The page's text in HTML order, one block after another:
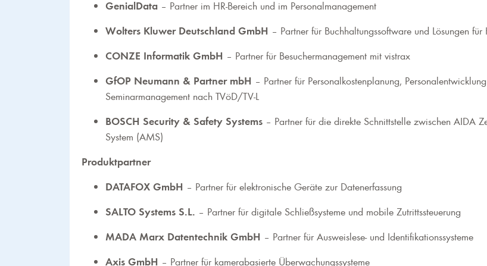
GenialData – Partner im HR-Bereich und im Personalmanagement
Wolters Kluwer Deutschland GmbH – Partner für Buchhaltungssoftware und Lösungen für
CONZE Informatik GmbH – Partner für Besuchermanagement mit vistrax
GfOP Neumann & Partner mbH – Partner für Personalkostenplanung,
Seminarmanagement nach TVöD/TV-L
BOSCH Security & Safety Systems – Partner für die direkte Schnittstelle zwischen AIDA
System (AMS)
Produktpartner
DATAFOX GmbH – Partner für elektronische Geräte zur Datenerfassung
SALTO Systems S.L. – Partner für digitale Schließsysteme und mobile Zutrittssteuerung
MADA Marx Datentechnik GmbH – Partner für Ausweislese- und Identifikationssysteme
Axis GmbH – Partner für kamerabasierte Überwachungssysteme